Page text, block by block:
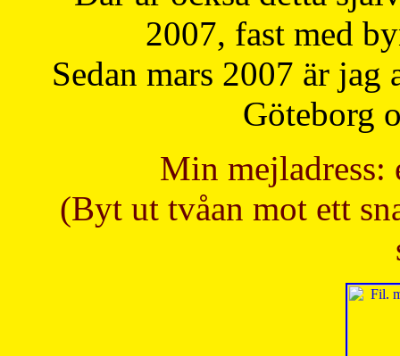
2007, fast med
Sedan mars 2007 är
Göteborg
Min mejladress:
(Byt ut tvåan mot ett